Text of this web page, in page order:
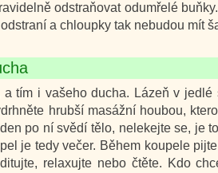
odstraňovat odumřelé
a chloupky tak nebudou mít
tím i vašeho ducha. Lázeň v
hrubší masážní houbou,
po ní svědí tělo, nelekejte se, je
je tedy večer. Během koupele
relaxujte nebo čtěte. Kdo